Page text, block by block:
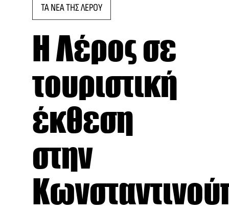
ΤΑ ΝΕΑ ΤΗΣ ΛΕΡΟΥ
Η Λέρος σε
τουριστική
έκθεση
στην